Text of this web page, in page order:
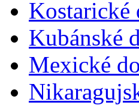
Kubánské
Mexické